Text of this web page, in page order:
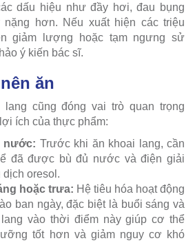
dấu hiệu như đầy hơi, đau bụng
nặng hơn. Nếu xuất hiện các triệu
giảm lượng hoặc tạm ngưng sử
ý kiến bác sĩ.
ăn
cũng đóng vai trò quan trọng
ích của thực phẩm:
nước: Trước khi ăn khoai lang, cần
đã được bù đủ nước và điện giải
dịch oresol.
hoặc trưa: Hệ tiêu hóa hoạt động
ban ngày, đặc biệt là buổi sáng và
vào thời điểm này giúp cơ thể
tốt hơn và giảm nguy cơ khó